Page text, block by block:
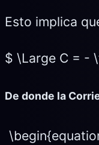
Esto implica
$ \Large C = -
De donde la